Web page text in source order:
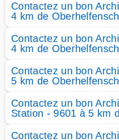
Contactez un bon
4 km de
Contactez un bon
4 km de
Contactez un bon
5 km de
Contactez un bon
Station - 9601 à 5 km
Contactez un bon